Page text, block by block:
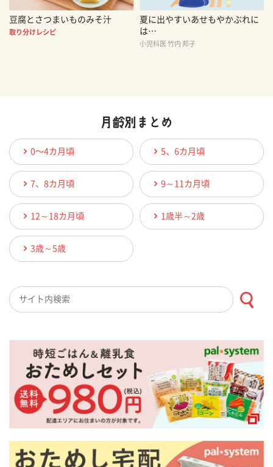
豆腐とさつまいものみそ汁
取り分けレシピ
夏に出やすいあせもやかぶれに
は…
小児科医 竹内 邦子
0〜4カ月頃 5、6カ月頃
7、8カ月頃 9～11カ月頃
12～18カ月頃 1歳半～2歳
3歳～5歳
検索キーワード入力